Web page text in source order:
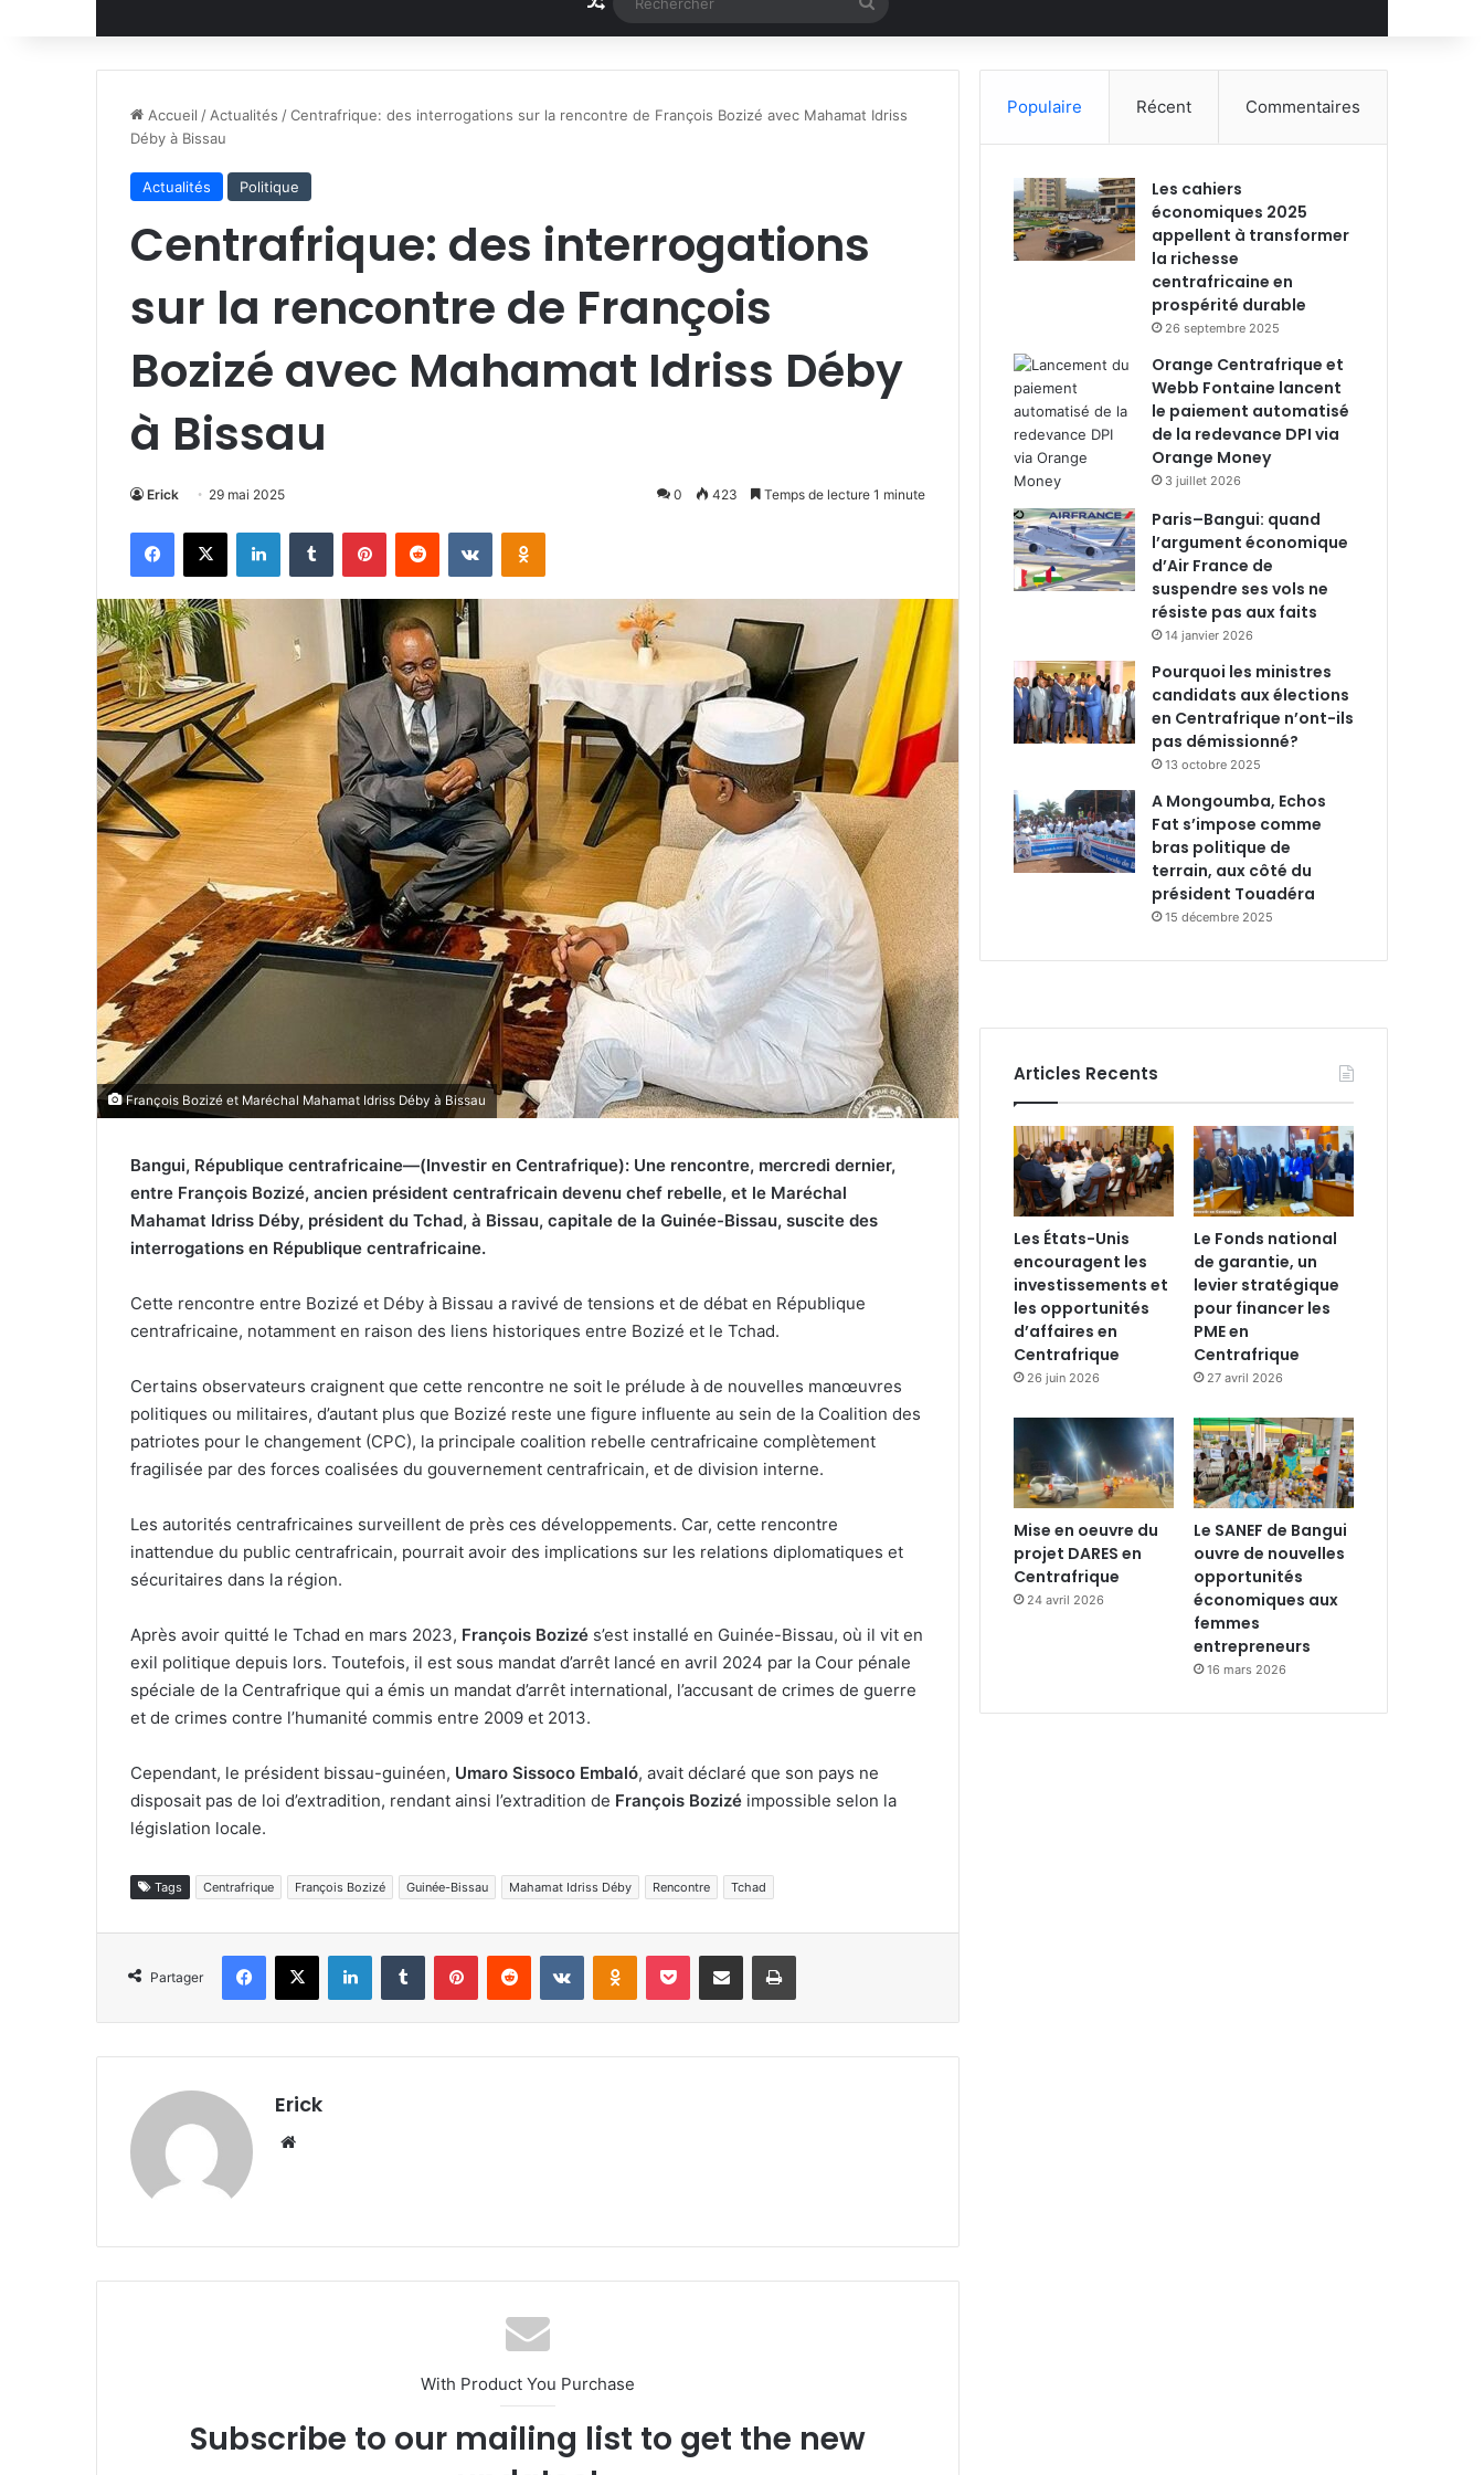
Accueil /Actualités /Centrafrique: des interrogations sur la rencontre de François Bozizé avec Mahamat Idriss
Déby à Bissau
Actualités Politique
Centrafrique: des interrogations
sur la rencontre de François
Bozizé avec Mahamat Idriss Déby
à Bissau
Erick 29 mai 2025 0 423 Temps de lecture 1 minute
Facebook
X LinkedinTumblr PinterestReddit VKontakteOdnoklassniki
François Bozizé et Maréchal Mahamat Idriss Déby à Bissau
Bangui, République centrafricaine—(Investir en Centrafrique): Une rencontre, mercredi dernier,
entre François Bozizé, ancien président centrafricain devenu chef rebelle, et le Maréchal
Mahamat Idriss Déby, président du Tchad, à Bissau, capitale de la Guinée-Bissau, suscite des
interrogations en République centrafricaine.
Cette rencontre entre Bozizé et Déby à Bissau a ravivé de tensions et de débat en République
centrafricaine, notamment en raison des liens historiques entre Bozizé et le Tchad.
Certains observateurs craignent que cette rencontre ne soit le prélude à de nouvelles manœuvres
politiques ou militaires, d’autant plus que Bozizé reste une figure influente au sein de la Coalition des
patriotes pour le changement (CPC), la principale coalition rebelle centrafricaine complètement
fragilisée par des forces coalisées du gouvernement centrafricain, et de division interne.
Les autorités centrafricaines surveillent de près ces développements. Car, cette rencontre
inattendue du public centrafricain, pourrait avoir des implications sur les relations diplomatiques et
sécuritaires dans la région.
Après avoir quitté le Tchad en mars 2023, François Bozizé s’est installé en Guinée-Bissau, où il vit en
exil politique depuis lors. Toutefois, il est sous mandat d’arrêt lancé en avril 2024 par la Cour pénale
spéciale de la Centrafrique qui a émis un mandat d’arrêt international, l’accusant de crimes de guerre
et de crimes contre l’humanité commis entre 2009 et 2013.
Cependant, le président bissau-guinéen, Umaro Sissoco Embaló, avait déclaré que son pays ne
disposait pas de loi d’extradition, rendant ainsi l’extradition de François Bozizé impossible selon la
législation locale.
Tags Centrafrique François Bozizé Guinée-Bissau Mahamat Idriss Déby Rencontre Tchad
Partager
Facebook
X LinkedinTumblr PinterestReddit VKontakteOdnoklassniki
Pocket Partager par email Imprimer
Erick
With Product You Purchase
Subscribe to our mailing list to get the new
Populaire Récent Commentaires
Les cahiers
économiques 2025
appellent à transformer
la richesse
centrafricaine en
prospérité durable
26 septembre 2025
Orange Centrafrique et
Webb Fontaine lancent
le paiement automatisé
de la redevance DPI via
Orange Money
3 juillet 2026
Paris–Bangui: quand
l’argument économique
d’Air France de
suspendre ses vols ne
résiste pas aux faits
14 janvier 2026
Pourquoi les ministres
candidats aux élections
en Centrafrique n’ont-ils
pas démissionné?
13 octobre 2025
A Mongoumba, Echos
Fat s’impose comme
bras politique de
terrain, aux côté du
président Touadéra
15 décembre 2025
Articles Recents
Les États-Unis
encouragent les
investissements et
les opportunités
d’affaires en
Centrafrique
26 juin 2026
Le Fonds national
de garantie, un
levier stratégique
pour financer les
PME en
Centrafrique
27 avril 2026
Mise en oeuvre du
projet DARES en
Centrafrique
24 avril 2026
Le SANEF de Bangui
ouvre de nouvelles
opportunités
économiques aux
femmes
entrepreneurs
16 mars 2026